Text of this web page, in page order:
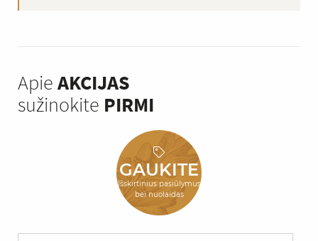
ApieAKCIJAS
sužinokite PIRMI
GAUKITE
Išskirtinius pasiūlymus
bei nuolaidas